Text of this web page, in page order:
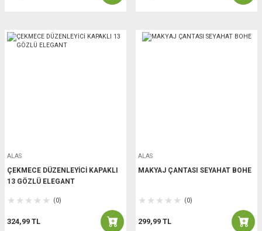
ALAS
ÇEKMECE DÜZENLEYİCİ KAPAKLI
13 GÖZLÜ ELEGANT
(0)
324,99 TL
ALAS
MAKYAJ ÇANTASI SEYAHAT BOHE
(0)
299,99 TL